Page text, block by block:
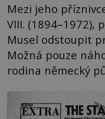
Mezi jeho
VIII. (1894–1972),
Musel odstoupit
Možná pouze
rodina německý